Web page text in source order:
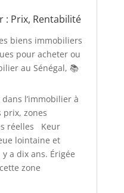
: Prix, Rentabilité
biens immobiliers
pour acheter ou
au Sénégal, 📚
l’immobilier à
prix, zones
réelles Keur
lointaine et
a dix ans. Érigée
zone